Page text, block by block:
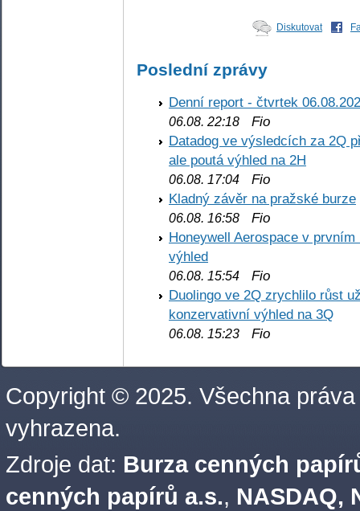
Diskutovat
Poslední zprávy
Denní report - čtvrtek
06.08. 22:18 Fio
Datadog ve výsledcích za 2Q
ale poutá výhled na 2H
06.08. 17:04 Fio
Kladný závěr na pražské burze
06.08. 16:58 Fio
Honeywell Aerospace v
výhled
06.08. 15:54 Fio
Duolingo ve 2Q zrychlilo růst
konzervativní výhled na 3Q
06.08. 15:23 Fio
Copyright © 2025. Všechna práva
vyhrazena.
Zdroje dat: Burza cenných
cenných papírů a.s., NASDAQ,